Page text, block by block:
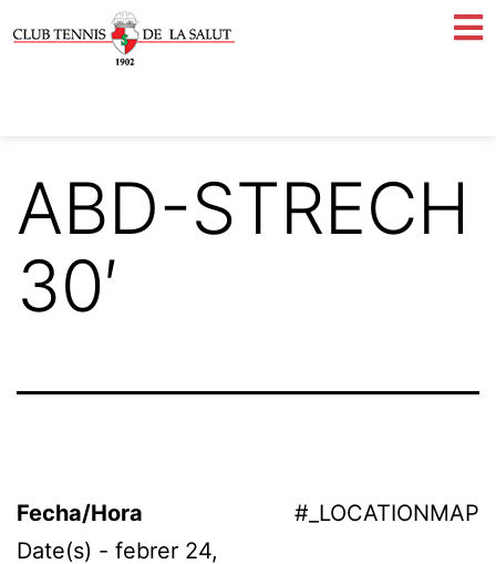
ABD-STRECH
30′
#_LOCATIONMAP
Fecha/Hora
Date(s) - febrer 24,